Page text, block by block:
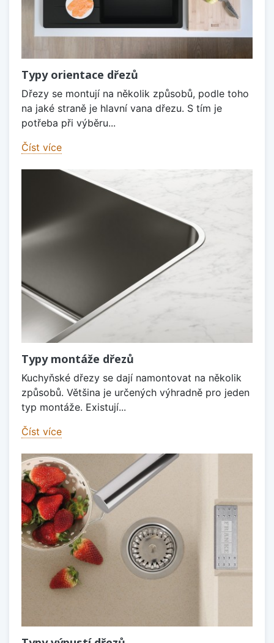
Typy orientace dřezů
Dřezy se montují na několik způsobů, podle toho
na jaké straně je hlavní vana dřezu. S tím je
potřeba při výběru...
Číst více
Typy montáže dřezů
Kuchyňské dřezy se dají namontovat na několik
způsobů. Většina je určených výhradně pro jeden
typ montáže. Existují...
Číst více